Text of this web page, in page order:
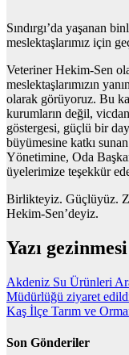
Sındırgı’da yaşanan
meslektaşlarımız için
Veteriner Hekim-Sen
meslektaşlarımızın
olarak görüyoruz. Bu
kurumların değil,
göstergesi, güçlü bir
büyümesine katkı
Yönetimine, Oda
üyelerimize teşekkür
Birlikteyiz. Güçlüyüz.
Hekim-Sen’deyiz.
Yazı gezinmesi
Akdeniz Su Ürünleri
Müdürlüğü ziyaret
Kaş İlçe Tarım ve
Son Gönderiler